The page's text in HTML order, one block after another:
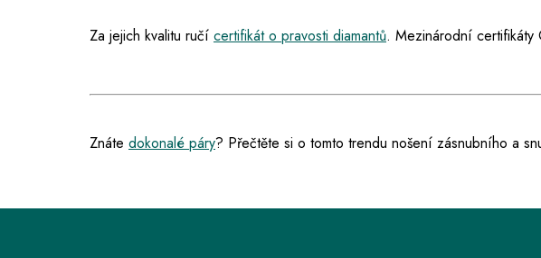
Za jejich kvalitu ručí certifikát o pravosti diamantů. Mezinárodní certifikáty
Znáte dokonalé páry? Přečtěte si o tomto trendu nošení zásnubního a